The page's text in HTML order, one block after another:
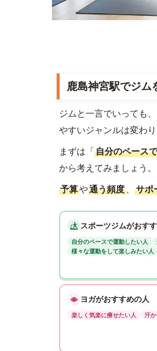
鹿島神宮駅でジム
ジムと一言でいっても
やすいジャンルは変わり
まずは「自分のペース
から考えてみましょう。
予算や通う頻度 、 サポ
スポーツジムがおす
自分のペースで運動したい人
様々な運動をして楽しみたい人
ヨガがおすすめの人
楽しく気楽に痩せたい人 汗